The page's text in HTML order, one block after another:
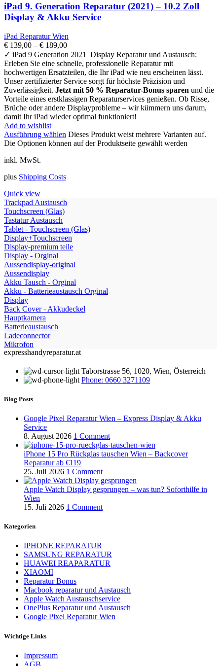
iPad 9. Generation Reparatur (2021) – 10.2 Zoll
Display & Akku Service
iPad Reparatur Wien
€ 139,00 – € 189,00
✓ iPad 9 Generation 2021 Display Reparatur und Austausch:
Erleben Sie eine schnelle, professionelle Reparatur mit
hochwertigen Ersatzteilen, die Ihr iPad wie neu erscheinen lässt.
Unser zertifizierter Service sorgt für höchste Präzision und
Zuverlässigkeit. Jetzt mit 50 % Reparatur-Bonus sparen und die
Vorteile eines erstklassigen Reparaturservices genießen. Ob Risse,
Brüche oder andere Displayprobleme – wir kümmern uns darum,
damit Ihr iPad wieder optimal funktioniert!
Add to wishlist
Ausführung wählen Dieses Produkt weist mehrere Varianten auf.
Die Optionen können auf der Produktseite gewählt werden
inkl. MwSt.
plus Shipping Costs
Quick view
Trackpad Austausch
Touchscreen (Glas)
Tastatur Austausch
Tablet - Touchscreen (Glas)
Display+Touchscreen
Display-premium teile
Display - Orginal
Aussendisplay-original
Aussendisplay
Akku Tausch - Orginal
Akku - Batterieaustausch Orginal
Display
Back Cover - Akkudeckel
Hauptkamera
Batterieaustausch
Ladeconnector
Mikrofon
expresshandyreparatur.at
Taborstrasse 56, 1020, Wien, Österreich
Phone: 0660 3271109
Blog Posts
Google Pixel Reparatur Wien – Express Display & Akku
Service
8. August 2026 1 Comment
iPhone 15 Pro Rückglas tauschen Wien – Backcover
Reparatur ab €119
25. Juli 2026 1 Comment
Apple Watch Display gesprungen – was tun? Soforthilfe in
Wien
15. Juli 2026 1 Comment
Kategorien
IPHONE REPARATUR
SAMSUNG REPARATUR
HUAWEI REAPARATUR
XIAOMI
Reparatur Bonus
Macbook reparatur und Austausch
Apple Watch Austauschservice
OnePlus Reparatur und Austausch
Google Pixel Reparatur Wien
Wichtige Links
Impressum
AGB